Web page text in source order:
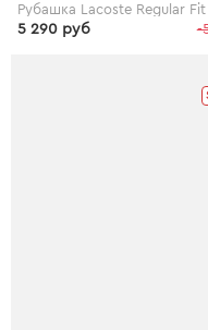
Рубашка Lacoste Regular Fit
-
5 290 руб